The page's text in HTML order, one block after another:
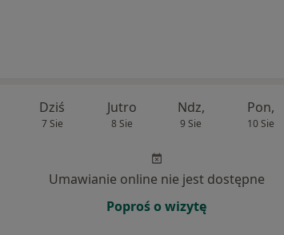
Dziś
7 Sie
Jutro
8 Sie
Ndz,
9 Sie
Pon,
10 Sie
Umawianie online nie jest dostępne
Poproś o wizytę